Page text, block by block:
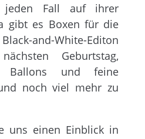
jeden Fall auf ihrer
gibt es Boxen für die
and-White-Editon
Geburtstag,
Ballons und feine
noch viel mehr zu
uns einen Einblick in